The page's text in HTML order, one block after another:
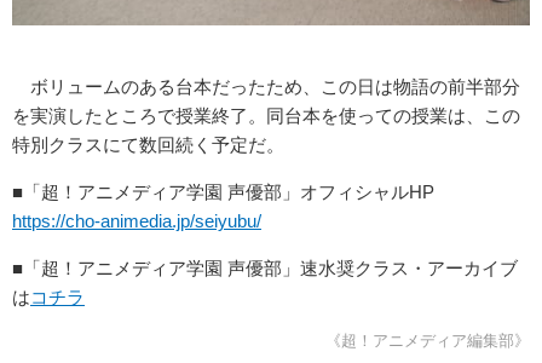
ボリュームのある台本だったため、この日は物語の前半部分
を実演したところで授業終了。同台本を使っての授業は、この
特別クラスにて数回続く予定だ。
■「超！アニメディア学園 声優部」オフィシャルHP
https://cho-animedia.jp/seiyubu/
■「超！アニメディア学園 声優部」速水奨クラス・アーカイブ
はコチラ
《超！アニメディア編集部》